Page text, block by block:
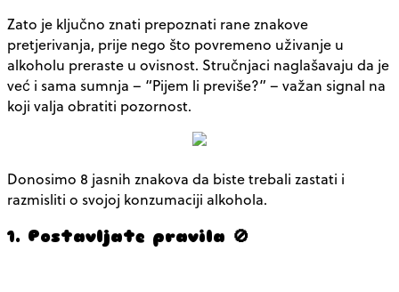
Zato je ključno znati prepoznati rane znakove
pretjerivanja, prije nego što povremeno uživanje u
alkoholu preraste u ovisnost. Stručnjaci naglašavaju da je
već i sama sumnja – “Pijem li previše?” – važan signal na
koji valja obratiti pozornost.
Donosimo 8 jasnih znakova da biste trebali zastati i
razmisliti o svojoj konzumaciji alkohola.
1. Postavljate pravila 🚫